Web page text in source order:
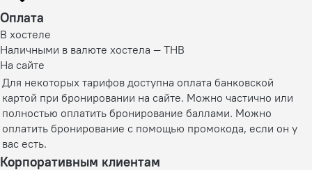
Оплата
В хостеле
Наличными в валюте хостела — THB
На сайте
Для некоторых тарифов доступна оплата банковской
картой при бронировании на сайте. Можно частично или
полностью оплатить бронирование баллами. Можно
оплатить бронирование с помощью промокода, если он у
вас есть.
Корпоративным клиентам